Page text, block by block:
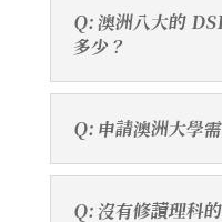
Q: 澳洲八大的
多少？
Q: 申請澳洲大學
Q: 沒有修讀理科